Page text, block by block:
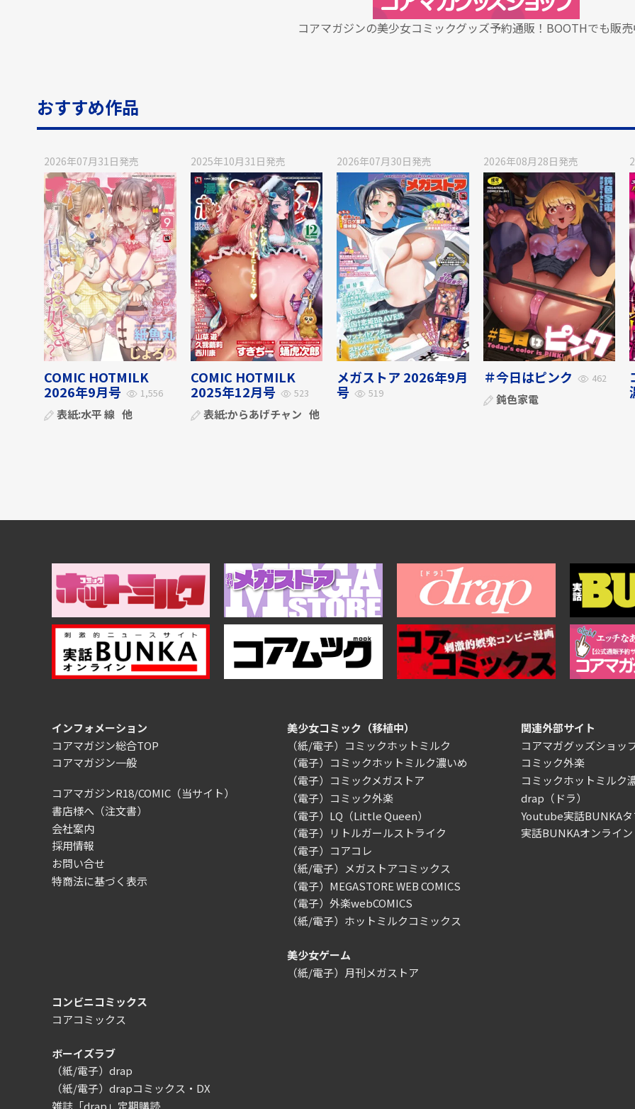
コアマガジンの美少女コミックグッズ予約通販！BOOTHでも販
おすすめ作品
2026年07月31日発売
COMIC HOTMILK
2026年9月号
1,556
表紙:水平 線 他
2025年10月31日発売
COMIC HOTMILK
2025年12月号
523
表紙:からあげチャン 他
2026年07月30日発売
メガストア 2026年9月
号
519
2026年08月28日発売
＃今日はピンク 462
鈍色家電
インフォメーション
コアマガジン総合TOP
コアマガジン一般
コアマガジンR18/COMIC（当サイト）
書店様へ（注文書）
会社案内
採用情報
お問い合せ
特商法に基づく表示
美少女コミック（移植中）
（紙/電子）コミックホットミルク
（電子）コミックホットミルク濃いめ
（電子）コミックメガストア
（電子）コミック外楽
（電子）LQ（Little Queen）
（電子）リトルガールストライク
（電子）コアコレ
（紙/電子）メガストアコミックス
（電子）MEGASTORE WEB COMICS
（電子）外楽webCOMICS
（紙/電子）ホットミルクコミックス
美少女ゲーム
（紙/電子）月刊メガストア
関連外部サイト
コアマガグッズショッ
コミック外楽
コミックホットミルク
drap（ドラ）
Youtube実話BUNKA
実話BUNKAオンライン
コンビニコミックス
コアコミックス
ボーイズラブ
（紙/電子）drap
（紙/電子）drapコミックス・DX
雑誌「drap」定期購読